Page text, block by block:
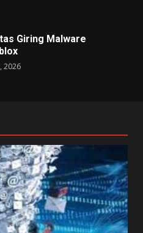
Giring Malware
2026